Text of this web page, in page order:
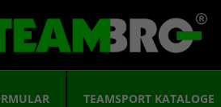
TEAMSPORT KATALOGE